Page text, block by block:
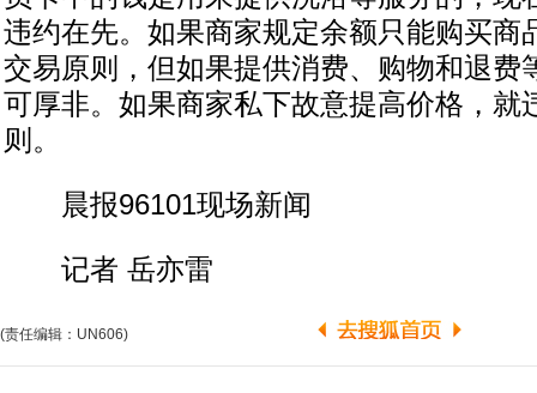
违约在先。如果商家规定余额只能购买商
交易原则，但如果提供消费、购物和退费
可厚非。如果商家私下故意提高价格，就
则。
晨报96101现场新闻
记者 岳亦雷
(责任编辑：UN606)